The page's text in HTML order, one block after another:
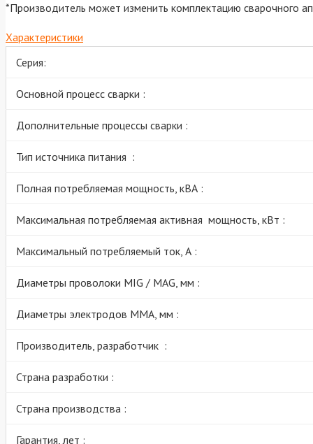
*Производитель может изменить комплектацию сварочного
Характеристики
Серия:
Основной процесс сварки :
Дополнительные процессы сварки :
Тип источника питания :
Полная потребляемая мощность, кВА :
Максимальная потребляемая активная мощность, кВт :
Максимальный потребляемый ток, А :
Диаметры проволоки MIG / MAG, мм :
Диаметры электродов MMA, мм :
Производитель, разработчик :
Страна разработки :
Страна производства :
Гарантия, лет :